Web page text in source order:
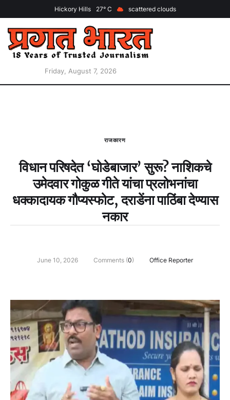
Hickory Hills 27 scattered clouds
Friday, August 7, 2026
राजकारण
विधान परिषदेत ‘घोडेबाजार’ सुरू? नाशिकचे
उमेदवार गोकुळ गीते यांचा प्रलोभनांचा
धक्कादायक गौप्यस्फोट, दराडेंना पाठिंबा देण्यास
नकार
June 10, 2026 Comments (0) Office Reporter